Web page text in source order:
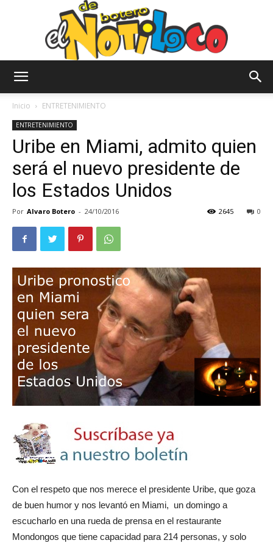
Notiloco
de
Inicio ENTRETENIMIENTO
ENTRETENIMIENTO
Uribe en Miami, admito quien
será el nuevo presidente de
los Estados Unidos
Por Alvaro Botero - 24/10/2016 0
2645
Con el respeto que nos merece el presidente Uribe, que goza
de buen humor y nos levantó en Miami, un domingo a
escucharlo en una rueda de prensa en el restaurante
Mondongos que tiene capacidad para 214 personas, y solo